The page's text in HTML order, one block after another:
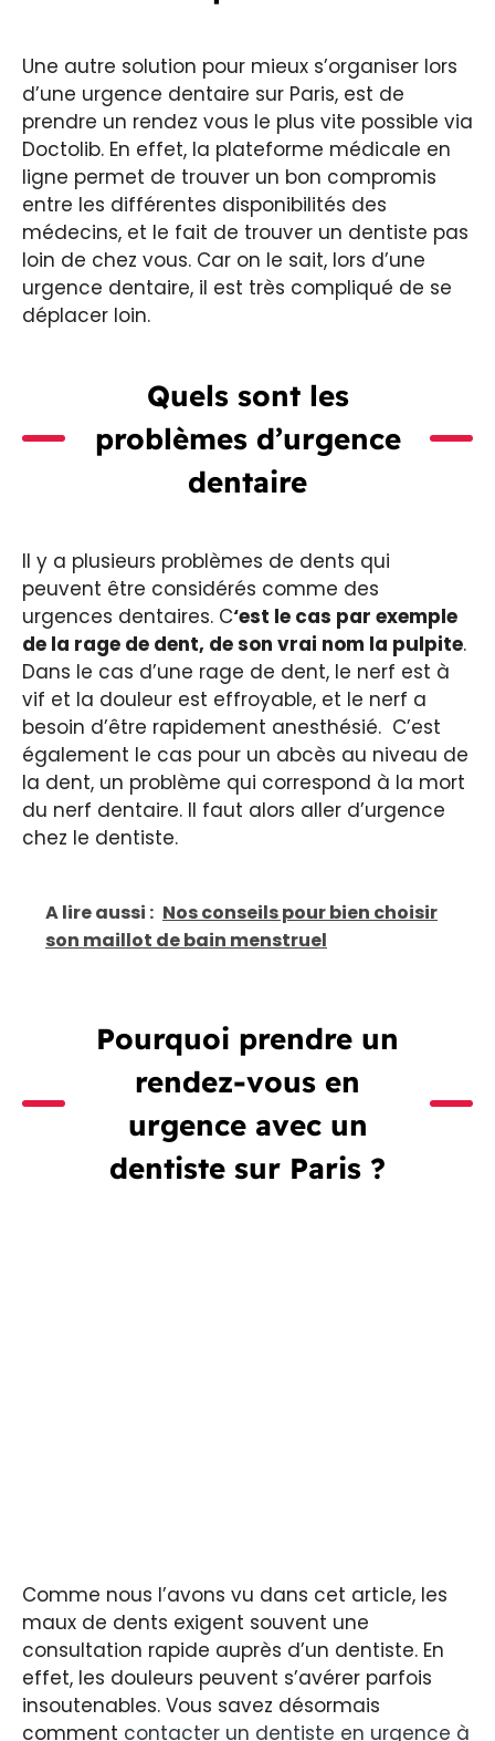
Une autre solution pour mieux s’organiser lors
d’une urgence dentaire sur Paris, est de
prendre un rendez vous le plus vite possible via
Doctolib. En effet, la plateforme médicale en
ligne permet de trouver un bon compromis
entre les différentes disponibilités des
médecins, et le fait de trouver un dentiste pas
loin de chez vous. Car on le sait, lors d’une
urgence dentaire, il est très compliqué de se
déplacer loin.
Quels sont les
problèmes d’urgence
dentaire
Il y a plusieurs problèmes de dents qui
peuvent être considérés comme des
urgences dentaires. C‘est le cas par exemple
de la rage de dent, de son vrai nom la pulpite.
Dans le cas d’une rage de dent, le nerf est à
vif et la douleur est effroyable, et le nerf a
besoin d’être rapidement anesthésié. C’est
également le cas pour un abcès au niveau de
la dent, un problème qui correspond à la mort
du nerf dentaire. Il faut alors aller d’urgence
chez le dentiste.
A lire aussi : Nos conseils pour bien choisir
son maillot de bain menstruel
Pourquoi prendre un
rendez-vous en
urgence avec un
dentiste sur Paris ?
Comme nous l’avons vu dans cet article, les
maux de dents exigent souvent une
consultation rapide auprès d’un dentiste. En
effet, les douleurs peuvent s’avérer parfois
insoutenables. Vous savez désormais
comment contacter un dentiste en urgence à